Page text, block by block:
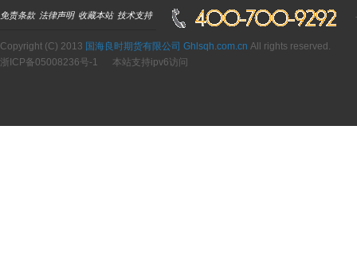
免责条款 法律声明 收藏本站 技术支持
Copyright (C) 2013 国海良时期货有限公司 Ghlsqh.com.cn All rights reserved.
浙ICP备05008236号-1
本站支持ipv6访问